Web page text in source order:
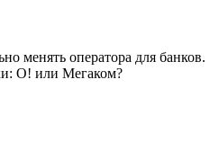
менять оператора для банков.
О! или Мегаком?